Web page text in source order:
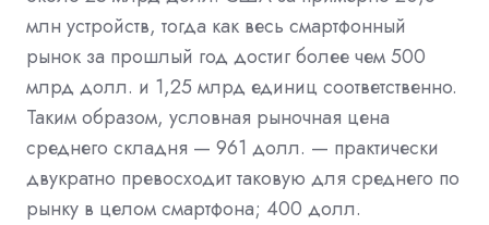
млн устройств, тогда как весь смартфонный
рынок за прошлый год достиг более чем 500
млрд долл. и 1,25 млрд единиц соответственно.
Таким образом, условная рыночная цена
среднего складня — 961 долл. — практически
двукратно превосходит таковую для среднего по
рынку в целом смартфона; 400 долл.